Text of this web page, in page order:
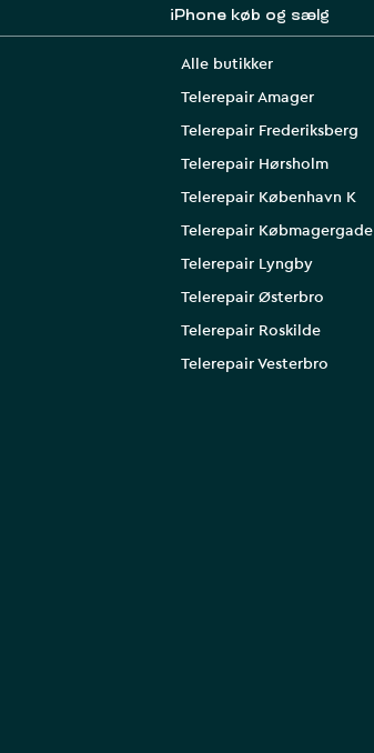
iPhone køb og sælg
Alle butikker
Telerepair Amager
Telerepair Frederiksberg
Telerepair Hørsholm
Telerepair København K
Telerepair Købmagergade
Telerepair Lyngby
Telerepair Østerbro
Telerepair Roskilde
Telerepair Vesterbro